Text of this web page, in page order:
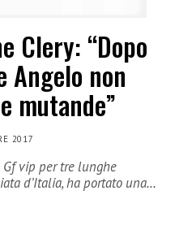
Clery: “Dopo
Angelo non
mutande”
2017
Gf vip per tre lunghe
d’Italia, ha portato una…